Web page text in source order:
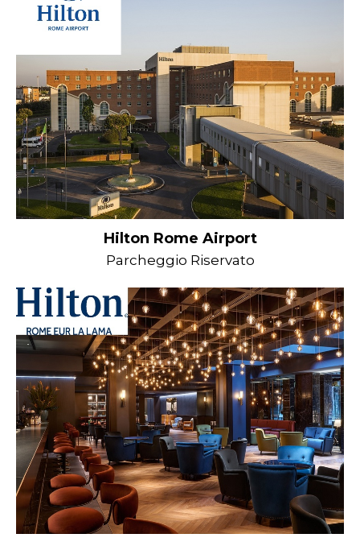
Hilton Rome Airport
Parcheggio Riservato